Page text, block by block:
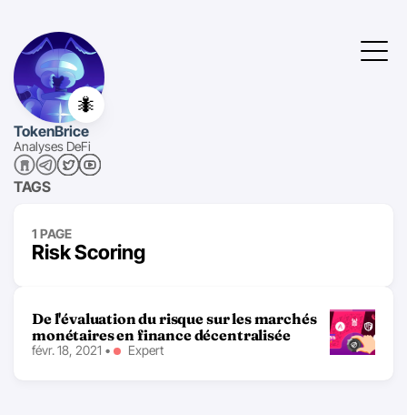
🐜
TokenBrice
Analyses DeFi
TAGS
1 PAGE
Risk Scoring
De l'évaluation du risque sur les marchés
monétaires en finance décentralisée
févr. 18, 2021 • Expert